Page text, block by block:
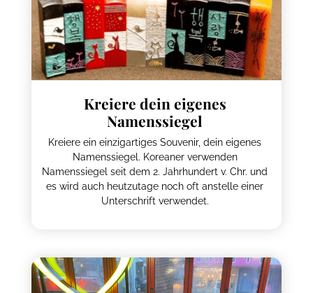
Kreiere dein eigenes
Namenssiegel
Kreiere ein einzigartiges Souvenir, dein eigenes
Namenssiegel. Koreaner verwenden
Namenssiegel seit dem 2. Jahrhundert v. Chr. und
es wird auch heutzutage noch oft anstelle einer
Unterschrift verwendet.